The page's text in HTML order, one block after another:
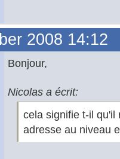
2008 14:12
Bonjour,
Nicolas a écrit:
cela signifie t-il qu'il
adresse au niveau